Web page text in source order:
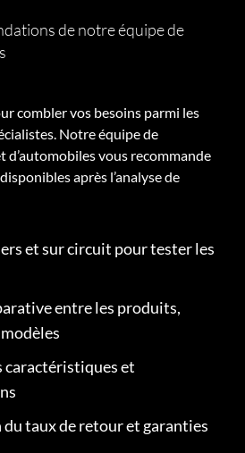
de notre équipe de
combler vos besoins parmi les
Notre équipe de
d’automobiles vous recommande
après l’analyse de
et sur circuit pour tester les
entre les produits,
caractéristiques et
taux de retour et garanties